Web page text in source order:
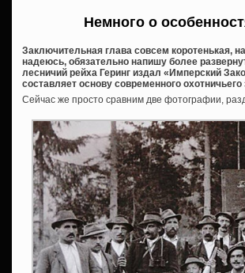
Немного о
Заключительная глава совсем коротенькая,
надеюсь, обязательно напишу более
лесничий рейха Геринг издал «Имперский
составляет основу современного
Сейчас же просто сравним две фотографии,